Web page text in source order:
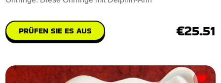
PRÜFEN SIE ES AUS €25.51